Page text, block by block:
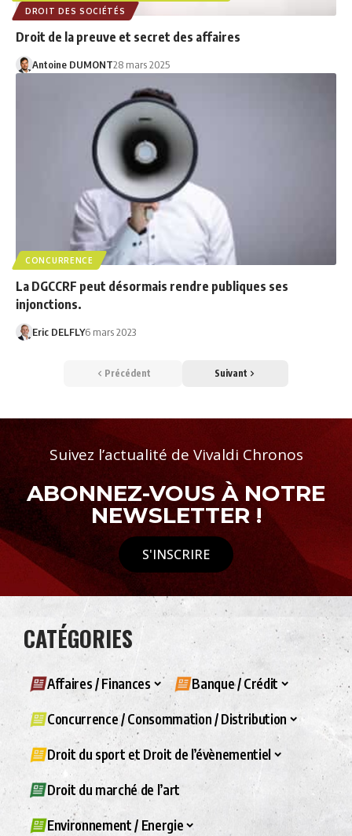
DROIT DES SOCIÉTÉS
Droit de la preuve et secret des affaires
Antoine DUMONT28 mars 2025
CONCURRENCE
La DGCCRF peut désormais rendre publiques ses
injonctions.
Eric DELFLY6 mars 2023
Précédent Suivant
Suivez l’actualité de Vivaldi Chronos
ABONNEZ-VOUS À NOTRE
NEWSLETTER !
S'INSCRIRE
CATÉGORIES
Affaires / Finances Banque / Crédit
Concurrence / Consommation / Distribution
Droit du sport et Droit de l’évènementiel
Droit du marché de l’art
Environnement / Energie